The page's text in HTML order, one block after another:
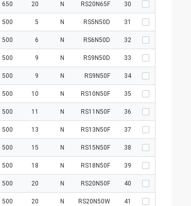
30
RS20N65F
N
20
650
31
RS5N50D
N
5
500
32
RS6N50D
N
6
500
33
RS9N50D
N
9
500
34
RS9N50F
N
9
500
35
RS10N50F
N
10
500
36
RS11N50F
N
11
500
37
RS13N50F
N
13
500
38
RS15N50F
N
15
500
39
RS18N50F
N
18
500
40
RS20N50F
N
20
500
41
RS20N50W
N
20
500